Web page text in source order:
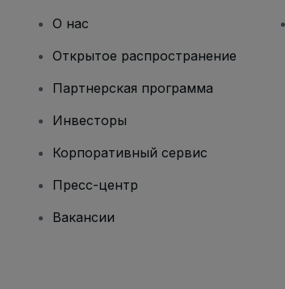
О нас
Открытое распространение
Партнерская программа
Инвесторы
Корпоративный сервис
Пресс-центр
Вакансии